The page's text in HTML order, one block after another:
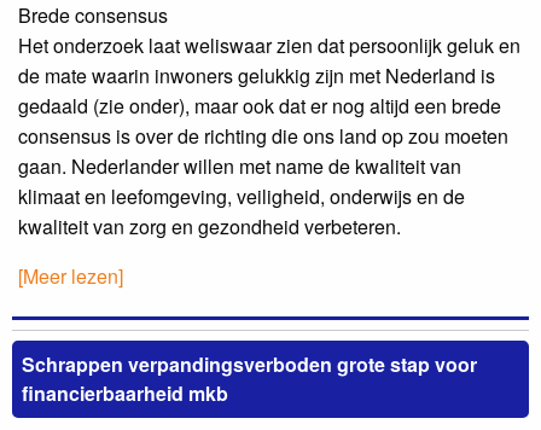
Brede consensus
Het onderzoek laat weliswaar zien dat persoonlijk geluk en
de mate waarin inwoners gelukkig zijn met Nederland is
gedaald (zie onder), maar ook dat er nog altijd een brede
consensus is over de richting die ons land op zou moeten
gaan. Nederlander willen met name de kwaliteit van
klimaat en leefomgeving, veiligheid, onderwijs en de
kwaliteit van zorg en gezondheid verbeteren.
[Meer lezen]
Schrappen verpandingsverboden grote stap voor
financierbaarheid mkb